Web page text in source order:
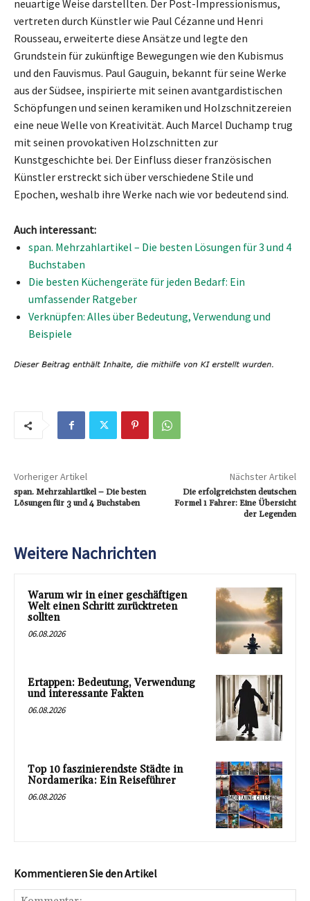
neuartige Weise darstellten. Der Post-Impressionismus,
vertreten durch Künstler wie Paul Cézanne und Henri
Rousseau, erweiterte diese Ansätze und legte den
Grundstein für zukünftige Bewegungen wie den Kubismus
und den Fauvismus. Paul Gauguin, bekannt für seine Werke
aus der Südsee, inspirierte mit seinen avantgardistischen
Schöpfungen und seinen keramiken und Holzschnitzereien
eine neue Welle von Kreativität. Auch Marcel Duchamp trug
mit seinen provokativen Holzschnitten zur
Kunstgeschichte bei. Der Einfluss dieser französischen
Künstler erstreckt sich über verschiedene Stile und
Epochen, weshalb ihre Werke nach wie vor bedeutend sind.
Auch interessant:
span. Mehrzahlartikel – Die besten Lösungen für 3 und 4
Buchstaben
Die besten Küchengeräte für jeden Bedarf: Ein
umfassender Ratgeber
Verknüpfen: Alles über Bedeutung, Verwendung und
Beispiele
Vorheriger Artikel
span. Mehrzahlartikel – Die besten
Lösungen für 3 und 4 Buchstaben
Nächster Artikel
Die erfolgreichsten deutschen
Formel 1 Fahrer: Eine Übersicht
der Legenden
Weitere Nachrichten
Warum wir in einer geschäftigen
Welt einen Schritt zurücktreten
sollten
06.08.2026
Ertappen: Bedeutung, Verwendung
und interessante Fakten
06.08.2026
Top 10 faszinierendste Städte in
Nordamerika: Ein Reiseführer
06.08.2026
Kommentieren Sie den Artikel